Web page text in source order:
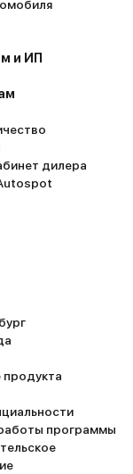
и ИП
дилера
продукта
программы